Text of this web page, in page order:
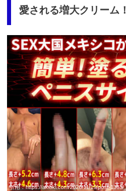
愛される増大クリーム！
https://fam-
ad.com/ad/p/r?
_site=67781&_article=17998
引用：https://akioki.com/2020/11/19/post-1363/